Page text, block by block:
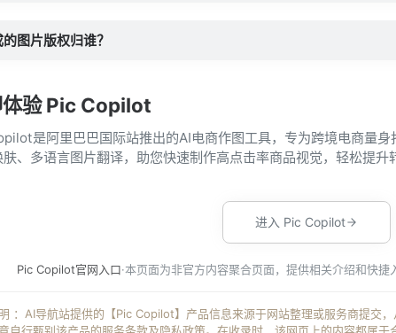
的图片版权归谁？
体验 Pic Copilot
是阿里巴巴国际站推出的AI电商作图工具，专为跨境电商量
、多语言图片翻译，助您快速制作高点击率商品视觉，轻松提升
进入 Pic Copilot
Pic Copilot官网入口·本页面为非官方内容聚合页面，提供相关介绍和快捷
：AI导航站提供的【Pic Copilot】产品信息来源于网站整理或服务商提交